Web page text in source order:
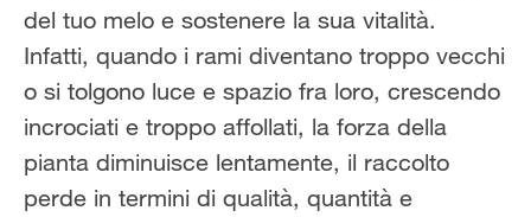
del tuo melo e sostenere la sua vitalità.
Infatti, quando i rami diventano troppo vecchi
o si tolgono luce e spazio fra loro, crescendo
incrociati e troppo affollati, la forza della
pianta diminuisce lentamente, il raccolto
perde in termini di qualità, quantità e